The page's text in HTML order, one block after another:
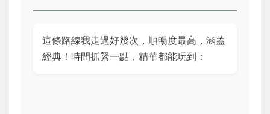
這條路線我走過好幾次，順暢度最高，涵蓋
經典！時間抓緊一點，精華都能玩到：